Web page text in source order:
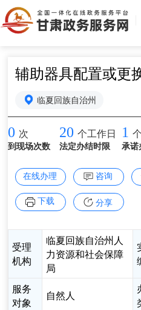
辅助器具配置或更
临夏回族自治州
0 次
到现场次数
20 个工作日
法定办结时限
1
承诺
在线办理 咨询
下载 分享
受理
机构
临夏回族自治州人
力资源和社会保障
局
服务
对象
自然人